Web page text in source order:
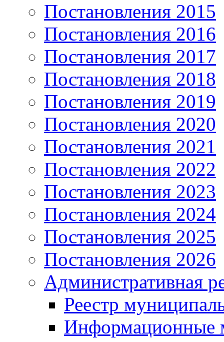
Постановления 2015
Постановления 2016
Постановления 2017
Постановления 2018
Постановления 2019
Постановления 2020
Постановления 2021
Постановления 2022
Постановления 2023
Постановления 2024
Постановления 2025
Постановления 2026
Административная
Реестр
Информационные